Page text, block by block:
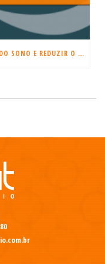
PILATES PARA MELHORAR A QUALIDADE DO SONO E REDUZIR O ESTRESSE